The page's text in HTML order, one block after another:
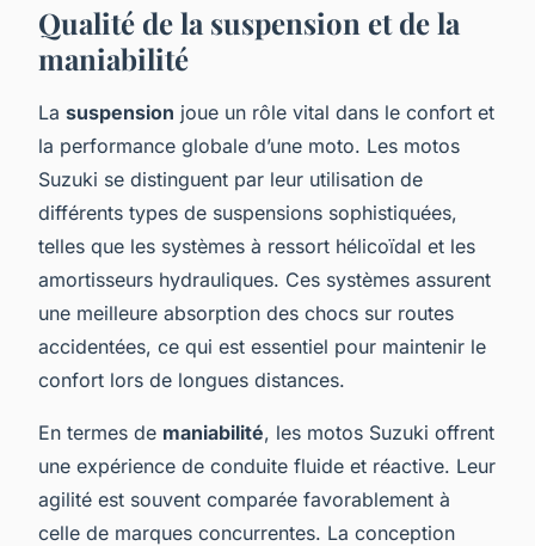
Qualité de la suspension et de la
maniabilité
La suspension joue un rôle vital dans le confort et
la performance globale d’une moto. Les motos
Suzuki se distinguent par leur utilisation de
différents types de suspensions sophistiquées,
telles que les systèmes à ressort hélicoïdal et les
amortisseurs hydrauliques. Ces systèmes assurent
une meilleure absorption des chocs sur routes
accidentées, ce qui est essentiel pour maintenir le
confort lors de longues distances.
En termes de maniabilité, les motos Suzuki offrent
une expérience de conduite fluide et réactive. Leur
agilité est souvent comparée favorablement à
celle de marques concurrentes. La conception